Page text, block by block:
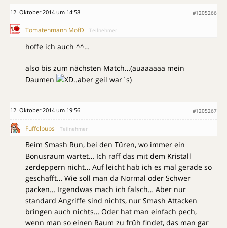
12. Oktober 2014 um 14:58 #1205266
Tomatenmann MofD Teilnehmer
hoffe ich auch ^^…
also bis zum nächsten Match…(auaaaaaa mein
Daumen
..aber geil war´s)
12. Oktober 2014 um 19:56 #1205267
Fuffelpups Teilnehmer
Beim Smash Run, bei den Türen, wo immer ein
Bonusraum wartet… Ich raff das mit dem Kristall
zerdeppern nicht… Auf leicht hab ich es mal gerade so
geschafft… Wie soll man da Normal oder Schwer
packen… Irgendwas mach ich falsch… Aber nur
standard Angriffe sind nichts, nur Smash Attacken
bringen auch nichts… Oder hat man einfach pech,
wenn man so einen Raum zu früh findet, das man gar